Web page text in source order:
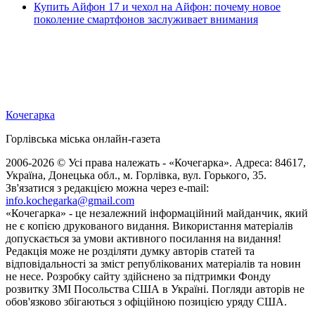
Купить Айфон 17 и чехол на Айфон: почему новое
поколение смартфонов заслуживает внимания
Кочегарка
Горлівська міська онлайн-газета
2006-2026 © Усі права належать - «Кочегарка». Адреса: 84617,
Україна, Донецька обл., м. Горлівка, вул. Горького, 35.
Зв'язатися з редакцією можна через e-mail:
info.kochegarka@gmail.com
«Кочегарка» - це незалежний інформаційний майданчик, який
не є копією друкованого видання. Використання матеріалів
допускається за умови активного посилання на видання!
Редакція може не розділяти думку авторів статей та
відповідальності за зміст републікованих матеріалів та новин
не несе. Розробку сайту здійснено за підтримки Фонду
розвитку ЗМІ Посольства США в Україні. Погляди авторів не
обов'язково збігаються з офіційною позицією уряду США.